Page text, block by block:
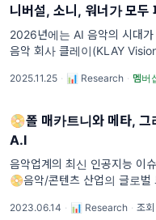
니버설, 소니, 워너가 모두
은 이유
2026년에는 AI 음악의 시대
음악 회사 클레이(KLAY
그룹(UMPG), 소니 뮤직 퍼블
2025.11.25 · 📊 Research · 멤버
📀폴 매카트니와 메타, 그
A.I
음악업계의 최신 인공지능 이
📀음악/콘텐츠 산업의 글로벌
로 비틀스의 마지막 앨범을 만
2023.06.14 · 📊 Research · 조